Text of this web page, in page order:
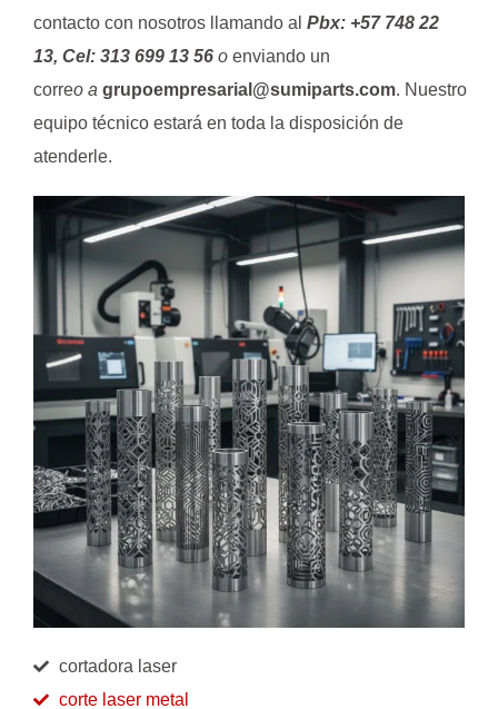
contacto con nosotros llamando al Pbx: +57 748 22
13, Cel: 313 699 13 56 o enviando un
correo a grupoempresarial@sumiparts.com. Nuestro
equipo técnico estará en toda la disposición de
atenderle.
cortadora laser
corte laser metal